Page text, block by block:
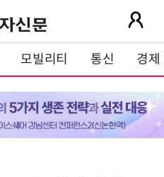
모빌리티 통신 경제